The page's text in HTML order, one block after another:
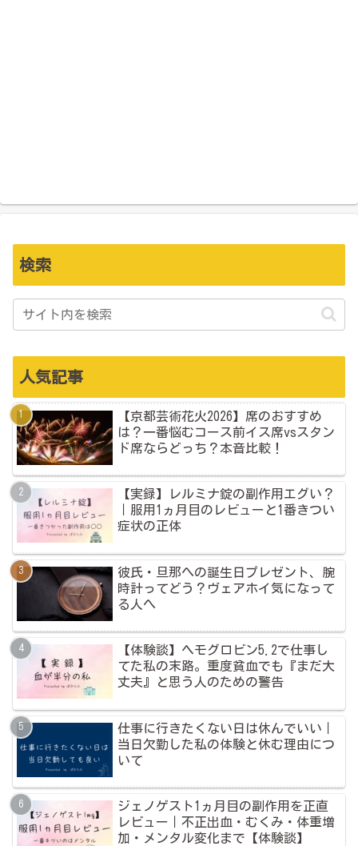
検索
人気記事
【京都芸術花火2026】席のおすすめ
は？一番悩むコース前イス席vsスタン
ド席ならどっち？本音比較！
【実録】レルミナ錠の副作用エグい？
｜服用1ヵ月目のレビューと1番きつい
症状の正体
彼氏・旦那への誕生日プレゼント、腕
時計ってどう？ヴェアホイ気になって
る人へ
【体験談】ヘモグロビン5.2で仕事し
てた私の末路。重度貧血でも『まだ大
丈夫』と思う人のための警告
仕事に行きたくない日は休んでいい｜
当日欠勤した私の体験と休む理由につ
いて
ジェノゲスト1ヵ月目の副作用を正直
レビュー｜不正出血・むくみ・体重増
加・メンタル変化まで【体験談】